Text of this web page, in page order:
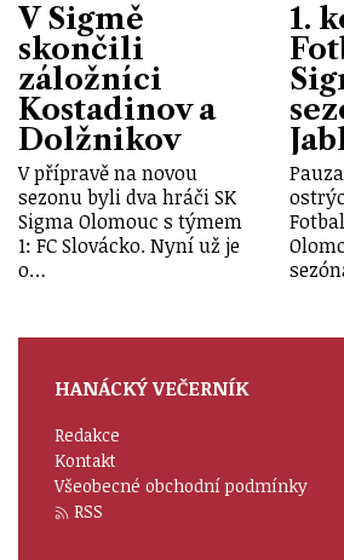
V Sigmě
skončili
záložníci
Kostadinov a
Dolžnikov
V přípravě na novou
sezonu byli dva hráči SK
Sigma Olomouc s týmem
1: FC Slovácko. Nyní už je
o…
1.
HANÁCKÝ VEČERNÍK
Redakce
Kontakt
Všeobecné obchodní podmínky
RSS